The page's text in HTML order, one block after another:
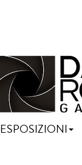
ESPOSIZIONI